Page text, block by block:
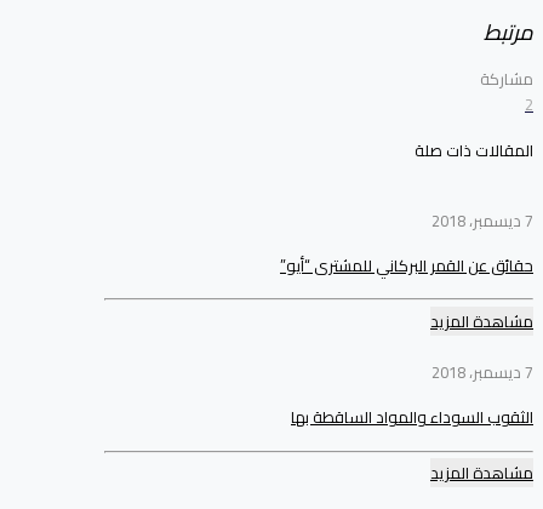
مرتبط
مشاركة
2
المقالات ذات صلة
7 ديسمبر، 2018
حقائق عن القمر البركاني للمشترى “أيو”
مشاهدة المزيد
7 ديسمبر، 2018
الثقوب السوداء والمواد الساقطة بها
مشاهدة المزيد